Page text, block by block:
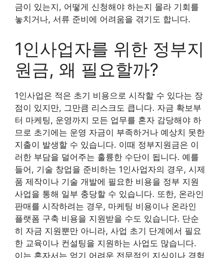
금이 있는지, 어떻게 신청해야 하는지 몰라 기회를
놓치거나, 서류 준비에 어려움을 겪기도 합니다.
1인사업자를 위한 정부지
원금, 왜 필요할까?
1인사업은 적은 초기 비용으로 시작할 수 있다는 장
점이 있지만, 그만큼 리스크도 큽니다. 자금 확보부
터 마케팅, 운영까지 모든 업무를 혼자 감당해야 하
므로 초기에는 운영 자금이 부족하거나 예상치 못한
지출이 발생할 수 있습니다. 이때 정부지원금은 이
러한 부담을 덜어주는 훌륭한 수단이 됩니다. 예를
들어, 기술 창업을 준비하는 1인사업자의 경우, 시제
품 제작이나 기술 개발에 필요한 비용을 정부 지원
사업을 통해 일부 충당할 수 있습니다. 또한, 온라인
판매를 시작하려는 경우, 마케팅 비용이나 온라인
플랫폼 구축 비용을 지원받을 수도 있습니다. 단순
히 자금 지원뿐만 아니라, 사업 초기 단계에서 필요
한 교육이나 컨설팅을 지원하는 사업도 많습니다.
이는 혼자서는 얻기 어려운 전문적인 지식이나 경험